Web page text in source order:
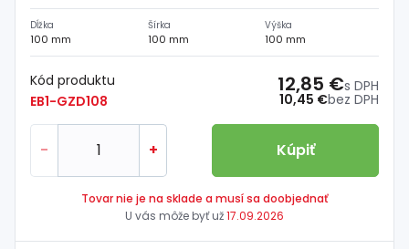
Dĺžka
100 mm
Šírka
100 mm
Výška
100 mm
Kód produktu
EB1-GZD108
10,45 €bez DPH
12,85 €s DPH
- + Kúpiť
Tovar nie je na sklade a musí sa doobjednať
U vás môže byť už17.09.2026